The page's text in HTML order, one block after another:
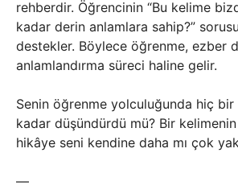
rehberdir. Öğrencinin “Bu kelime
kadar derin anlamlara sahip?”
destekler. Böylece öğrenme, ezber
anlamlandırma süreci haline gelir.
Senin öğrenme yolculuğunda hiç bir
kadar düşündürdü mü? Bir
hikâye seni kendine daha mı çok
—